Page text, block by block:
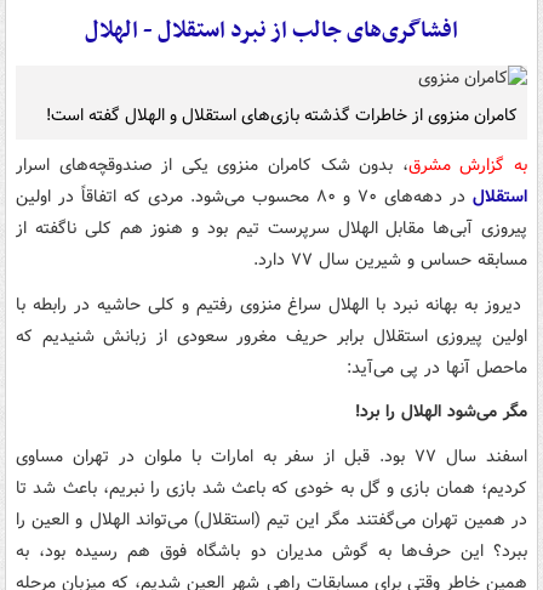
افشاگری‌های جالب از نبرد استقلال - الهلال
کامران منزوی از خاطرات گذشته بازی‌های استقلال و الهلال گفته است!
به گزارش مشرق، بدون شک کامران منزوی یکی از صندوقچه‌های اسرار
استقلال
در دهه‌های ۷۰ و ۸۰ محسوب می‌شود. مردی که اتفاقاً در اولین
پیروزی آبی‌ها مقابل الهلال سرپرست تیم بود و هنوز هم کلی ناگفته از
مسابقه حساس و شیرین سال ۷۷ دارد.
دیروز به بهانه نبرد با الهلال سراغ منزوی رفتیم و کلی حاشیه در رابطه با
اولین پیروزی استقلال برابر حریف مغرور سعودی از زبانش شنیدیم که
ماحصل آنها در پی می‌آید:
مگر می‌شود الهلال را برد!
اسفند سال ۷۷ بود. قبل از سفر به امارات با ملوان در تهران مساوی
کردیم؛ همان بازی و گل به خودی که باعث شد بازی را نبریم، باعث شد تا
در همین تهران می‌گفتند مگر این تیم (استقلال) می‌‌تواند الهلال و العین را
ببرد؟ این حرف‌ها به گوش مدیران دو باشگاه فوق هم رسیده بود، به
همین خاطر وقتی برای مسابقات راهی شهر العین شدیم، که میزبان مرحله